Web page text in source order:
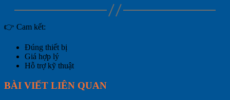
👉 Cam kết:
Đúng thiết bị
Giá hợp lý
Hỗ trợ kỹ thuật
BÀI VIẾT LIÊN QUAN